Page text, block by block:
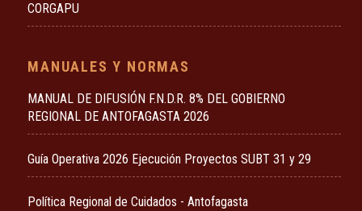
CORGAPU
MANUALES Y NORMAS
MANUAL DE DIFUSIÓN F.N.D.R. 8% DEL GOBIERNO
REGIONAL DE ANTOFAGASTA 2026
Guía Operativa 2026 Ejecución Proyectos SUBT 31 y 29
Política Regional de Cuidados - Antofagasta